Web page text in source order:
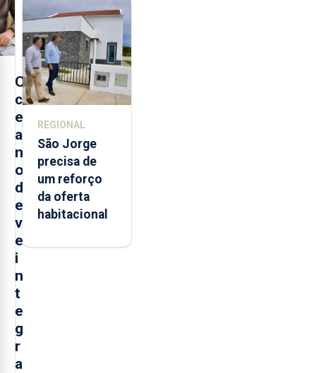
O
c
e
a
n
o
d
e
v
e
i
n
t
e
g
r
a
execução e
modernização
da saúde
REGIONAL
São Jorge
precisa de
um reforço
da oferta
habitacional